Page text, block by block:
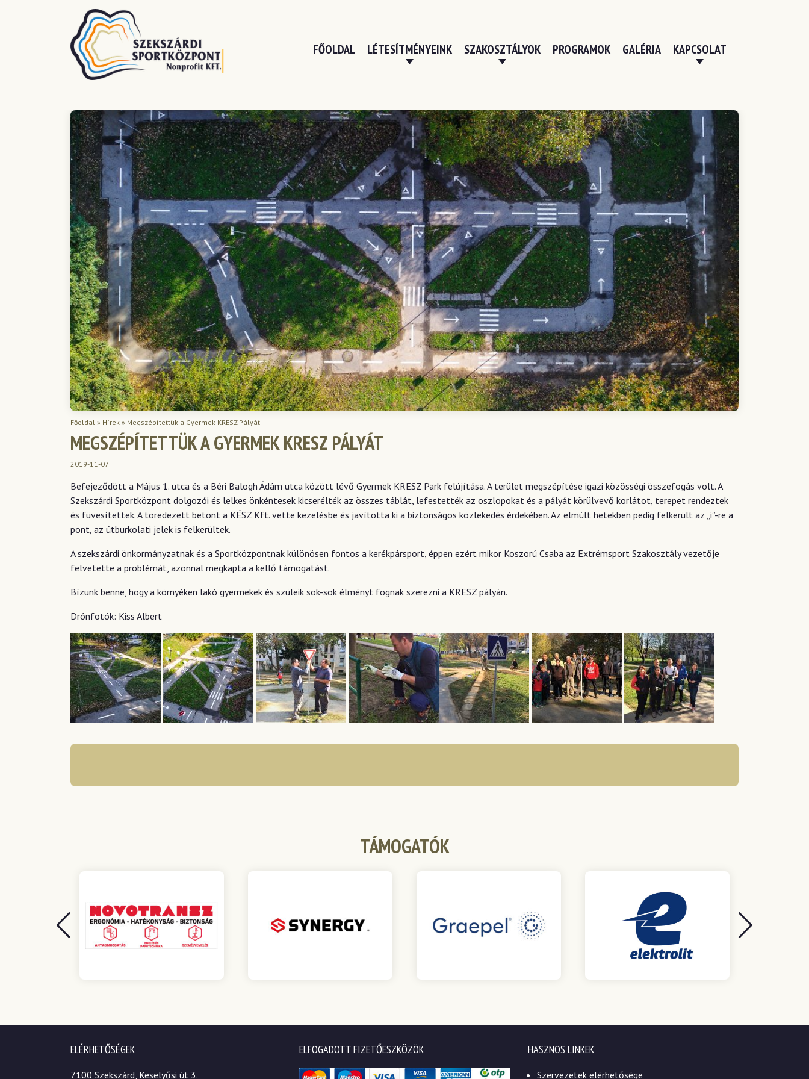
FŐOLDAL LÉTESÍTMÉNYEINK SZAKOSZTÁLYOK PROGRAMOK GALÉRIA KAPCSOLAT
Főoldal » Hírek » Megszépítettük a Gyermek KRESZ Pályát
MEGSZÉPÍTETTÜK A GYERMEK KRESZ PÁLYÁT
2019-11-07
Befejeződött a Május 1. utca és a Béri Balogh Ádám utca között lévő Gyermek KRESZ Park felújítása. A terület megszépítése igazi közösségi összefogás volt. A
Szekszárdi Sportközpont dolgozói és lelkes önkéntesek kicserélték az összes táblát, lefestették az oszlopokat és a pályát körülvevő korlátot, terepet rendeztek
és füvesítettek. A töredezett betont a KÉSZ Kft. vette kezelésbe és javította ki a biztonságos közlekedés érdekében. Az elmúlt hetekben pedig felkerült az „i”-re a
pont, az útburkolati jelek is felkerültek.
A szekszárdi önkormányzatnak és a Sportközpontnak különösen fontos a kerékpársport, éppen ezért mikor Koszorú Csaba az Extrémsport Szakosztály vezetője
felvetette a problémát, azonnal megkapta a kellő támogatást.
Bízunk benne, hogy a környéken lakó gyermekek és szüleik sok-sok élményt fognak szerezni a KRESZ pályán.
Drónfotók: Kiss Albert
TÁMOGATÓK
ELÉRHETŐSÉGEK
7100 Szekszárd, Keselyűsi út 3.
ELFOGADOTT FIZETŐESZKÖZÖK HASZNOS LINKEK
Szervezetek elérhetősége